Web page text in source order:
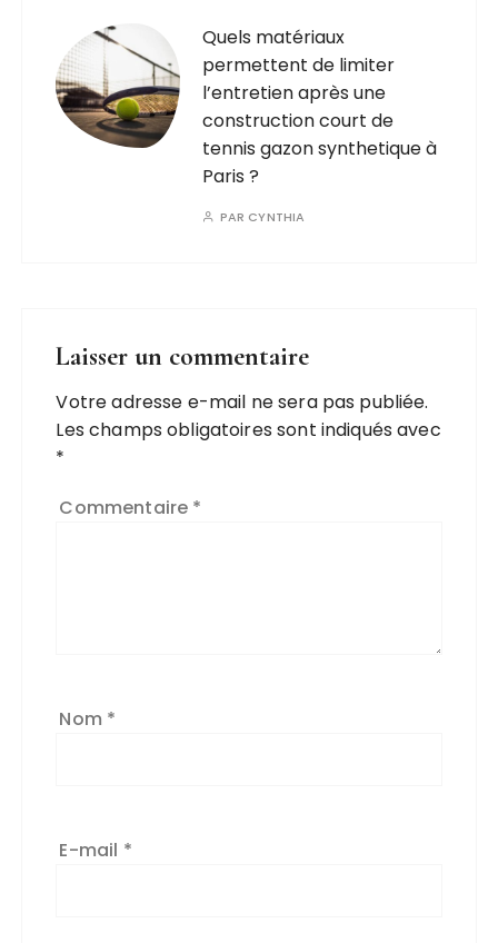
Quels matériaux
permettent de limiter
l’entretien après une
construction court de
tennis gazon synthetique à
Paris ?
PAR CYNTHIA
Laisser un commentaire
Votre adresse e-mail ne sera pas publiée.
Les champs obligatoires sont indiqués avec
*
Commentaire *
Nom *
E-mail *